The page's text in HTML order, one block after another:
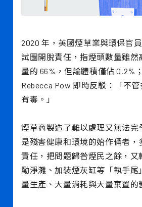
2020 年，英國煙草業與環保官員
試圖開脫責任，指煙頭數量雖然
量的 66%，但論體積僅佔 0.2%
Rebecca Pow 即時反駁：「不
有毒。」
煙草商製造了難以處理又無法完
是殘害健康和環境的始作俑者，
責任，把問題歸咎煙民之餘，又
勵淨灘、加裝煙灰缸等「執手尾
量生產、大量消耗與大量棄置的